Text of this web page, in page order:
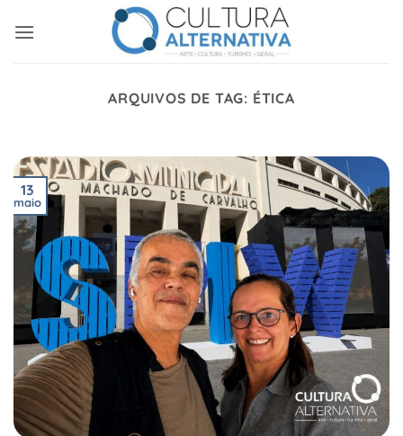
ARQUIVOS DE TAG: ÉTICA
13
maio